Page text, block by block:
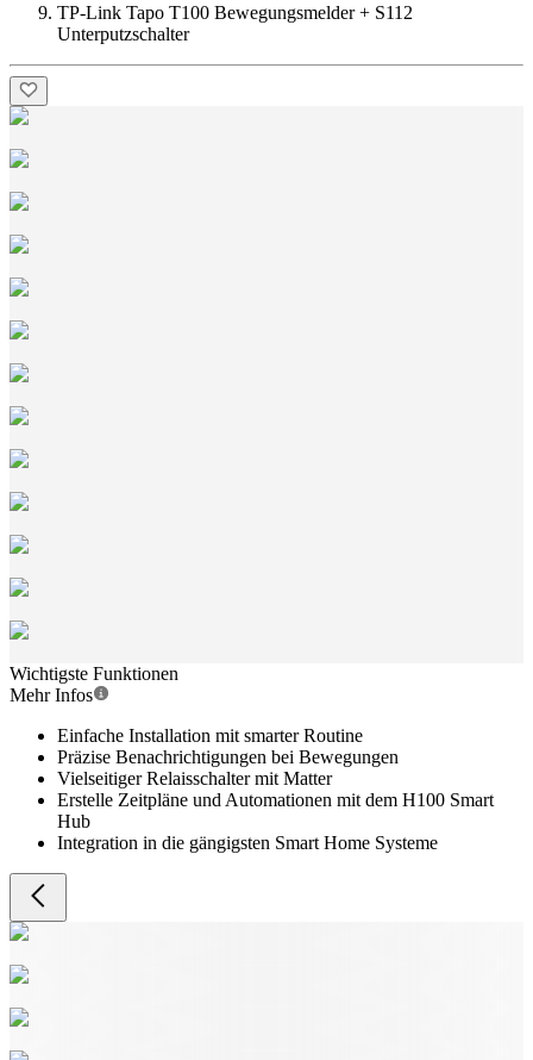
TP-Link Tapo T100 Bewegungsmelder + S112
Unterputzschalter
Wichtigste Funktionen
Mehr Infos
Einfache Installation mit smarter Routine
Präzise Benachrichtigungen bei Bewegungen
Vielseitiger Relaisschalter mit Matter
Erstelle Zeitpläne und Automationen mit dem H100 Smart
Hub
Integration in die gängigsten Smart Home Systeme